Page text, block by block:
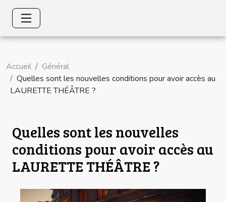
Accueil
Général
Quelles sont les nouvelles conditions pour avoir accès au
LAURETTE THÉÂTRE ?
Quelles sont les nouvelles
conditions pour avoir accès au
LAURETTE THÉÂTRE ?